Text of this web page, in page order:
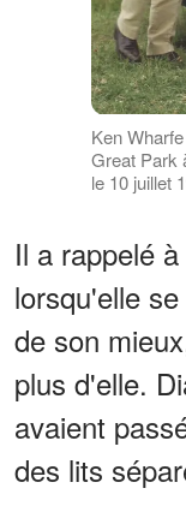
Ken
Great Park
le 10 juillet
Il a rappelé
lorsqu'elle
de son
plus d'elle.
avaient
des lits